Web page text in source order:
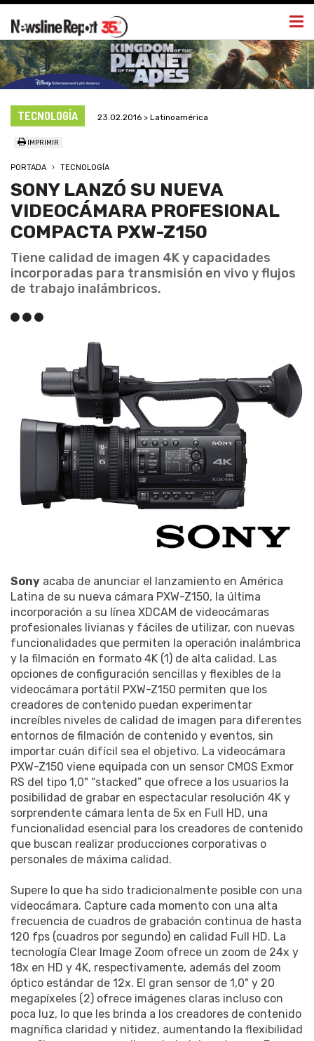
TECNOLOGÍA 23.02.2016 > Latinoamérica
IMPRIMIR
PORTADA TECNOLOGÍA
SONY LANZÓ SU NUEVA
VIDEOCÁMARA PROFESIONAL
COMPACTA PXW-Z150
Tiene calidad de imagen 4K y capacidades
incorporadas para transmisión en vivo y flujos
de trabajo inalámbricos.
Sony acaba de anunciar el lanzamiento en América
Latina de su nueva cámara PXW-Z150, la última
incorporación a su línea XDCAM de videocámaras
profesionales livianas y fáciles de utilizar, con nuevas
funcionalidades que permiten la operación inalámbrica
y la filmación en formato 4K (1) de alta calidad. Las
opciones de configuración sencillas y flexibles de la
videocámara portátil PXW-Z150 permiten que los
creadores de contenido puedan experimentar
increíbles niveles de calidad de imagen para diferentes
entornos de filmación de contenido y eventos, sin
importar cuán difícil sea el objetivo. La videocámara
PXW-Z150 viene equipada con un sensor CMOS Exmor
RS del tipo 1,0" “stacked” que ofrece a los usuarios la
posibilidad de grabar en espectacular resolución 4K y
sorprendente cámara lenta de 5x en Full HD, una
funcionalidad esencial para los creadores de contenido
que buscan realizar producciones corporativas o
personales de máxima calidad.
Supere lo que ha sido tradicionalmente posible con una
videocámara. Capture cada momento con una alta
frecuencia de cuadros de grabación continua de hasta
120 fps (cuadros por segundo) en calidad Full HD. La
tecnología Clear Image Zoom ofrece un zoom de 24x y
18x en HD y 4K, respectivamente, además del zoom
óptico estándar de 12x. El gran sensor de 1,0" y 20
megapíxeles (2) ofrece imágenes claras incluso con
poca luz, lo que les brinda a los creadores de contenido
magnífica claridad y nitidez, aumentando la flexibilidad